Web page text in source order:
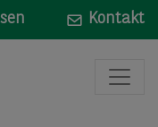
Kontakt